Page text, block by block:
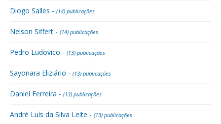
Diogo Salles - (14) publicações
Nelson Siffert - (14) publicações
Pedro Ludovico - (13) publicações
Sayonara Eliziário - (13) publicações
Daniel Ferreira - (13) publicações
André Luís da Silva Leite - (13) publicações